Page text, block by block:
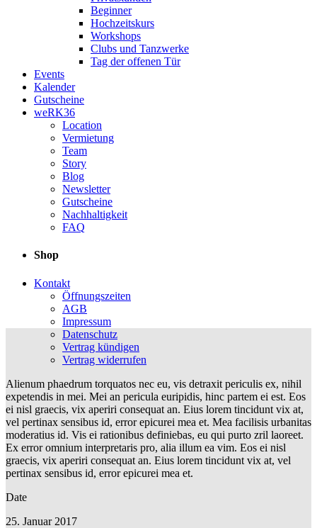
Beginner
Hochzeitskurs
Workshops
Clubs und Tanzwerke
Tag der offenen Tür
Events
Kalender
Gutscheine
weRK36
Location
Vermietung
Team
Story
Blog
Newsletter
Gutscheine
Nachhaltigkeit
FAQ
Shop
Kontakt
Öffnungszeiten
AGB
Impressum
Datenschutz
Vertrag kündigen
Vertrag widerrufen
Alienum phaedrum torquatos nec eu, vis detraxit periculis ex, nihil
expetendis in mei. Mei an pericula euripidis, hinc partem ei est. Eos
ei nisl graecis, vix aperiri consequat an. Eius lorem tincidunt vix at,
vel pertinax sensibus id, error epicurei mea et. Mea facilisis urbanitas
moderatius id. Vis ei rationibus definiebas, eu qui purto zril laoreet.
Ex error omnium interpretaris pro, alia illum ea vim. Eos ei nisl
graecis, vix aperiri consequat an. Eius lorem tincidunt vix at, vel
pertinax sensibus id, error epicurei mea et.
Date
25. Januar 2017